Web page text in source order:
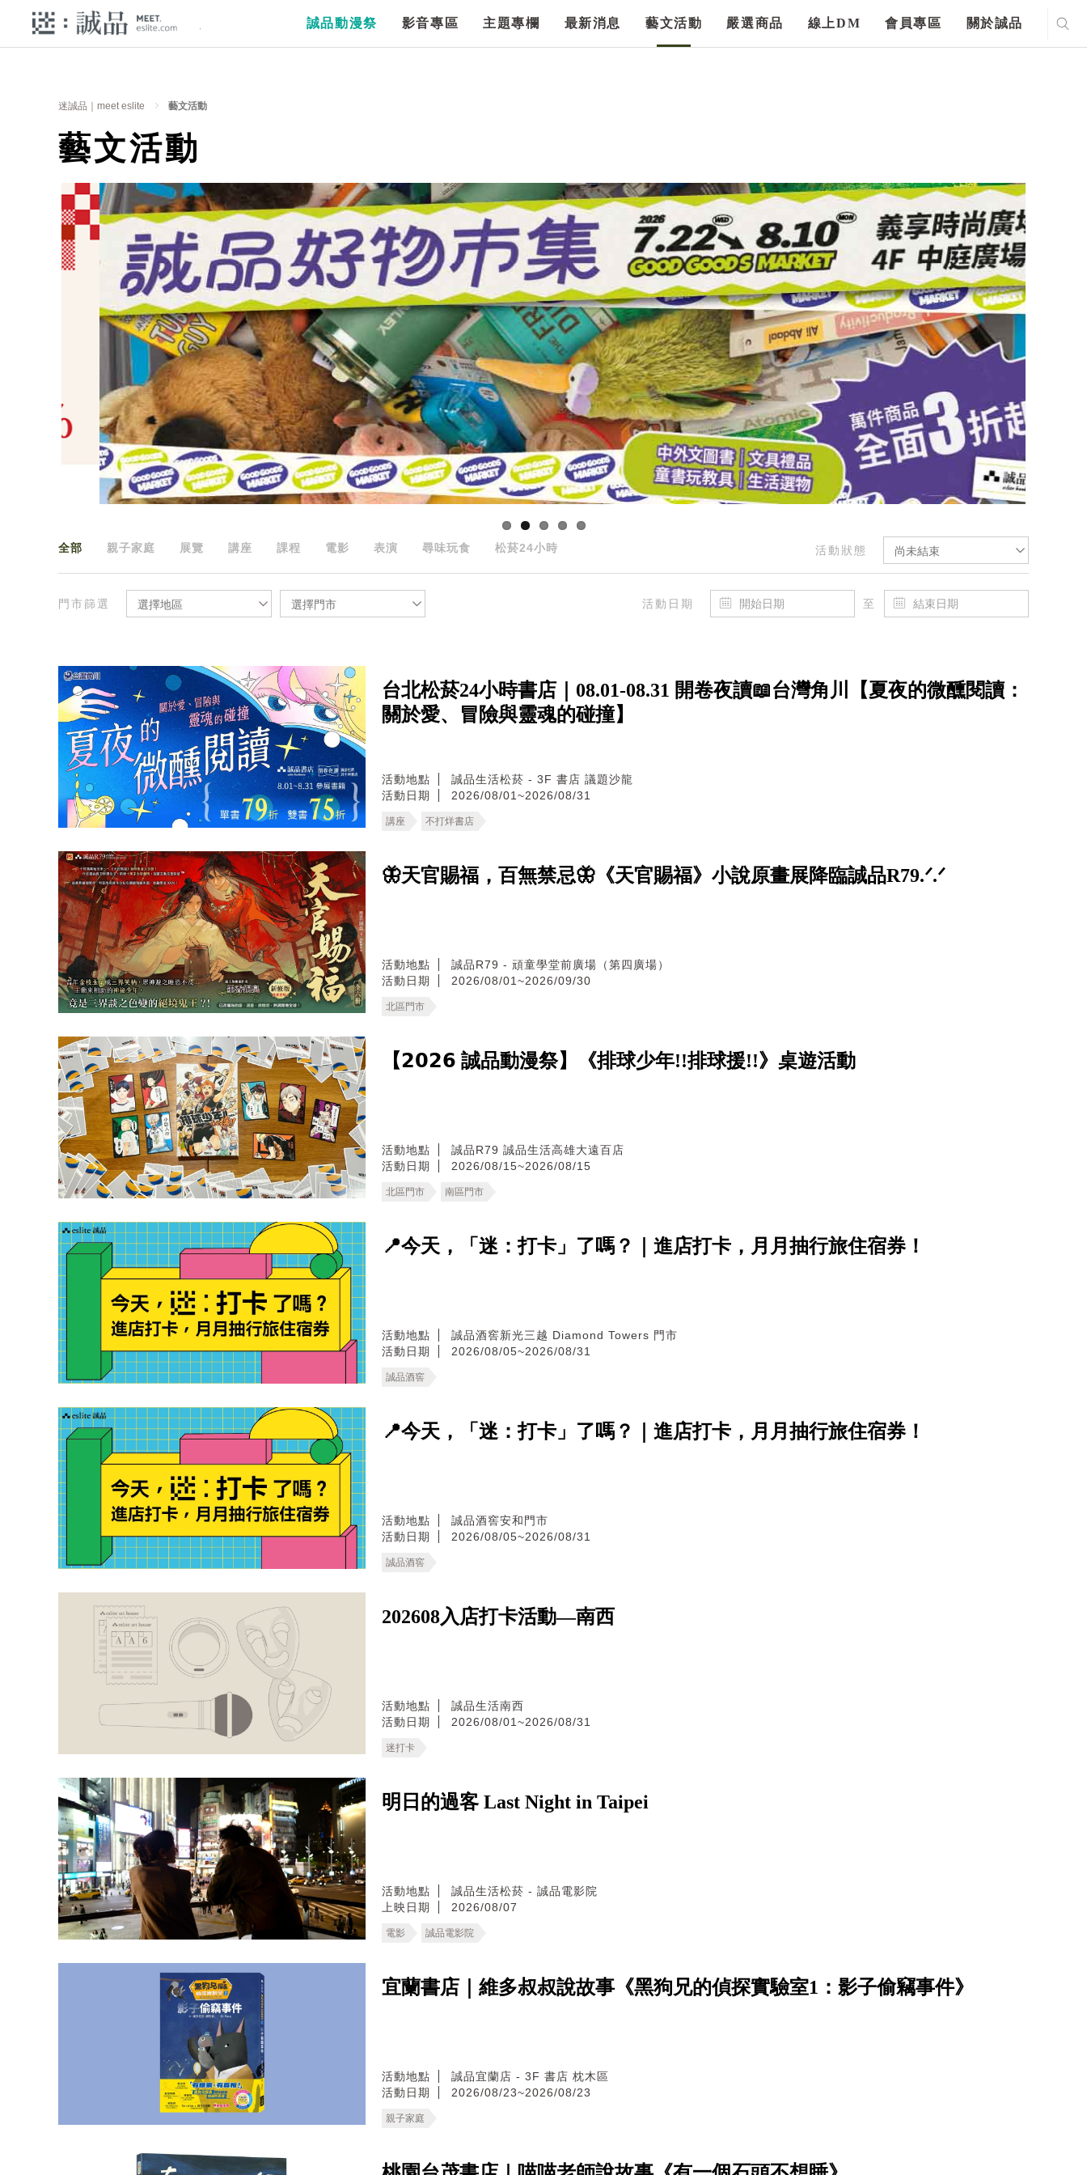
誠品動漫祭 影音專區 主題專欄 最新消息 藝文活動 嚴選商品 線上DM 會員專區 關於誠品
迷誠品｜meet eslite 藝文活動
藝文活動
活動狀態 尚未結束
全部 親子家庭 展覽 講座 課程 電影 表演 尋味玩食 松菸24小時
門市篩選 選擇地區 選擇門市 活動日期 至
台北松菸24小時書店｜08.01-08.31 開卷夜讀📖台灣角川【夏夜的微醺閱讀：
關於愛、冒險與靈魂的碰撞】
活動地點
誠品生活松菸 - 3F 書店 議題沙龍
活動日期
2026/08/01~2026/08/31
講座 不打烊書店
🦋天官賜福，百無禁忌🦋《天官賜福》小說原畫展降臨誠品R79.ᐟ.ᐟ
活動地點
誠品R79 - 頑童學堂前廣場（第四廣場）
活動日期
2026/08/01~2026/09/30
北區門市
【𝟮𝟬𝟮𝟲 誠品動漫祭】《排球少年!!排球援!!》桌遊活動
活動地點 誠品R79 誠品生活高雄大遠百店
活動日期
2026/08/15~2026/08/15
北區門市 南區門市
📍今天，「迷：打卡」了嗎？｜進店打卡，月月抽行旅住宿券！
活動地點
誠品酒窖新光三越 Diamond Towers 門市
活動日期
2026/08/05~2026/08/31
誠品酒窖
📍今天，「迷：打卡」了嗎？｜進店打卡，月月抽行旅住宿券！
活動地點
誠品酒窖安和門市
活動日期
2026/08/05~2026/08/31
誠品酒窖
202608入店打卡活動—南西
活動地點
誠品生活南西
活動日期
2026/08/01~2026/08/31
迷打卡
明日的過客 Last Night in Taipei
活動地點
誠品生活松菸 - 誠品電影院
上映日期
2026/08/07
電影 誠品電影院
宜蘭書店｜維多叔叔說故事《黑狗兄的偵探實驗室1：影子偷竊事件》
活動地點
誠品宜蘭店 - 3F 書店 枕木區
活動日期
2026/08/23~2026/08/23
親子家庭